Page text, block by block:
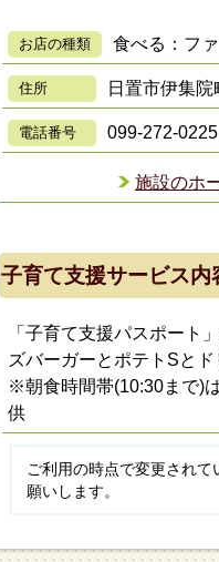
お店の種類 食べる：フ
住所 日置市伊集
電話番号 099-272-0225
施設のホ
子育て支援サービス内
「子育て支援パスポート
ズバーガーとポテトSと
※朝食時間帯(10:30まで)
供
ご利用の時点で変更され
願いします。